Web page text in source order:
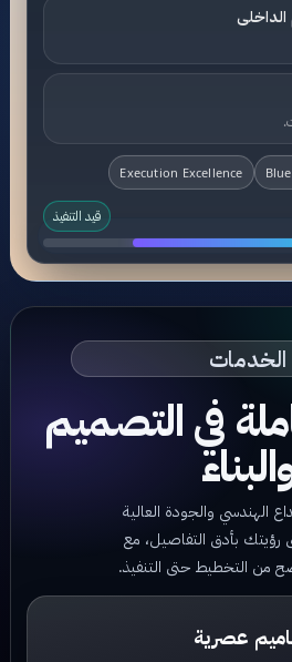
Execution Excellence
قيد التنفيذ
الخدمات
في التصميم
الهندسي والجودة العالية
بأدق التفاصيل، مع
من التخطيط حتى التنفيذ.
عصرية